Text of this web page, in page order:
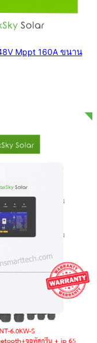
Mppt 160A ขนาน